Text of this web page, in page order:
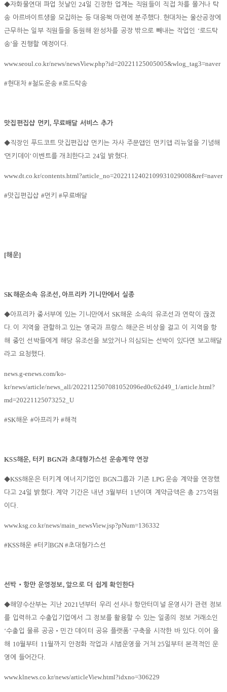
◆자화물연대 파업 첫날인24일 긴장한 업계는 직원들이 직접 차를 몰거나 탁
송 아르바이트생을 모집하는 등 대응책 마련에 분주했다. 현대차는 울산공장에
근무하는 일부 직원들을 동원해 완성차를 공장 밖으로 빼내는 작업인
‘로드탁
송’을 진행할 예정이다.
www.seoul.co.kr/news/newsView.php?id=20221125005005&wlog_tag3=naver
#현대차#철도운송#로드탁송
맛집편집샵 먼키, 무료배달 서비스 추가
◆직장인 푸드코트 맛집편집샵 먼키는 자사 주문앱인 먼키앱 리뉴얼을 기념해
'먼키데이' 이벤트를 개최한다고 24일 밝혔다.
www.dt.co.kr/contents.html?article_no=2022112402109931029008&ref=naver
#맛집편집샵 #먼키#무료배달
[해운]
SK해운소속 유조선, 아프리카 기니만에서 실종
◆아프리카 중서부에 있는 기니만에서 SK해운 소속의 유조선과 연락이 끊겼
다. 이 지역을 관할하고 있는 영국과 프랑스 해군은 비상을 걸고 이 지역을 항
해 중인 선박들에게 해당 유조선을 보았거나 의심되는 선박이 있다면 보고해달
라고 요청했다.
news.g-enews.com/ko-
kr/news/article/news_all/2022112507081052096ed0c62d49_1/article.html?
md=20221125073252_U
#SK해운 #아프리카#해적
KSS해운, 터키 BGN과 초대형가스선 운송계약 연장
◆KSS해운은 터키계 에너지기업인 BGN그룹과 기존 LPG 운송 계약을 연장했
다고 24일 밝혔다. 계약 기간은 내년 3월부터 1 년이며 계약금액은 총 275억원
이다.
www.ksg.co.kr/news/main_newsView.jsp?pNum=136332
#KSS해운 #터키BGN #초대형가스선
선박 ‧ 항만 운영정보, 앞으로 더 쉽게 확인한다
◆해양수산부는 지난 2021 년부터 우리 선사나 항만터미널 운영사가 관련 정보
를 입력하고 수출입기업에서 그 정보를 활용할 수 있는 일종의 정보 거래소인
‘수출입 물류 공공 ‧ 민간 데이터 공유 플랫폼’ 구축을 시작한 바 있다. 이어 올
해
10월부터 11월까지 안정화 작업과 시범운영을 거쳐25일부터 본격적인 운
영에 들어간다.
www.klnews.co.kr/news/articleView.html?idxno=306229